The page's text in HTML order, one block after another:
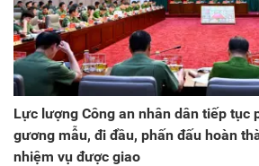
Lực lượng Công an nhân dân tiếp tục
gương mẫu, đi đầu, phấn đấu hoàn
nhiệm vụ được giao